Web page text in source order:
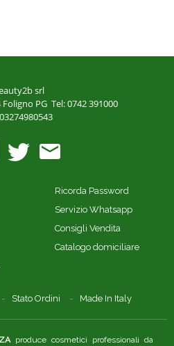
srl
Foligno PG Tel: 0742 391000
Ricorda Password
Servizio Whatsapp
Consigli Vendita
Catalogo domiciliare
Stato Ordini Made In Italy
produce cosmetici professionali da